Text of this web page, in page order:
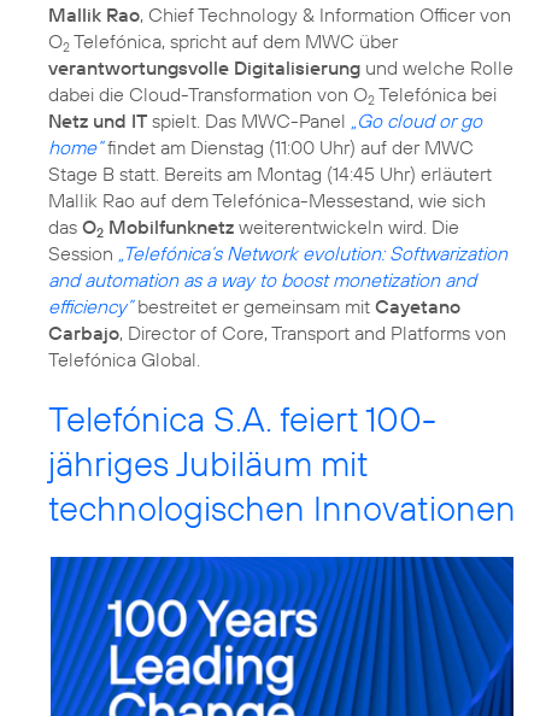
Mallik Rao, Chief Technology & Information Officer von
O2 Telefónica, spricht auf dem MWC über
verantwortungsvolle Digitalisierung und welche Rolle
dabei die Cloud-Transformation von O2 Telefónica bei
Netz und IT spielt. Das MWC-Panel „Go cloud or go
home“findet am Dienstag (11:00 Uhr) auf der MWC
Stage B statt. Bereits am Montag (14:45 Uhr) erläutert
Mallik Rao auf dem Telefónica-Messestand, wie sich
das O2 Mobilfunknetz weiterentwickeln wird. Die
Session „Telefónica’s Network evolution: Softwarization
and automation as a way to boost monetization and
efficiency”bestreitet er gemeinsam mit Cayetano
Carbajo, Director of Core, Transport and Platforms von
Telefónica Global.
Telefónica S.A. feiert 100-
jähriges Jubiläum mit
technologischen Innovationen